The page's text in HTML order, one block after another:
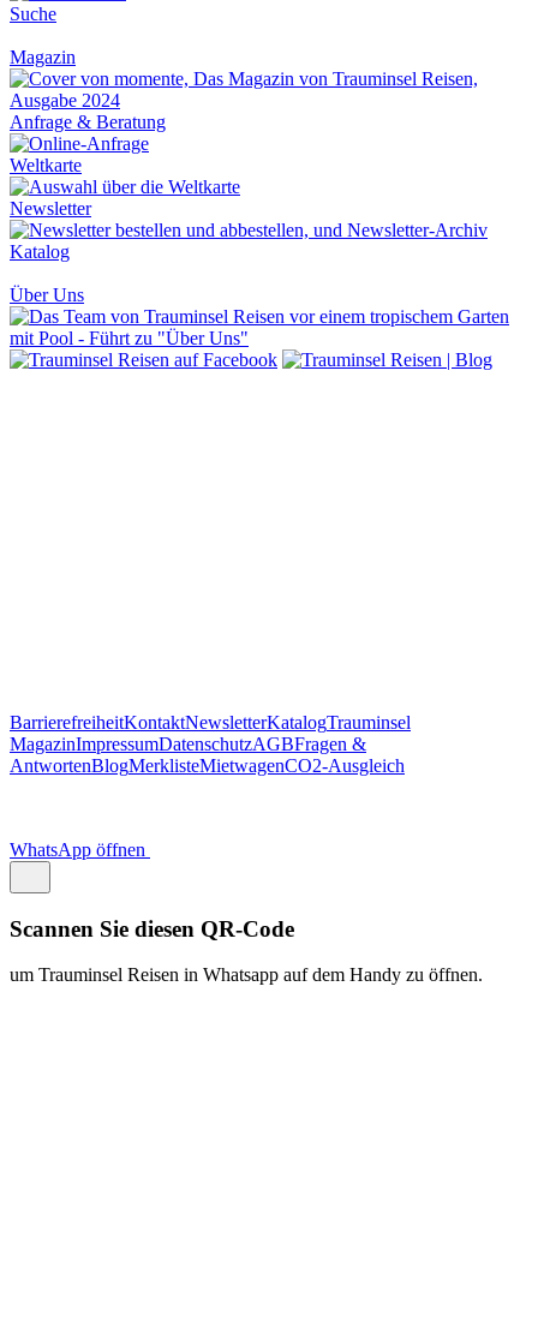
Suche
Magazin
Anfrage & Beratung
Weltkarte
Newsletter
Katalog
Über Uns